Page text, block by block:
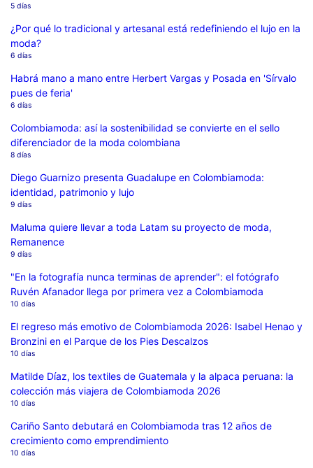
5 días
¿Por qué lo tradicional y artesanal está redefiniendo el lujo en la
moda?
6 días
Habrá mano a mano entre Herbert Vargas y Posada en 'Sírvalo
pues de feria'
6 días
Colombiamoda: así la sostenibilidad se convierte en el sello
diferenciador de la moda colombiana
8 días
Diego Guarnizo presenta Guadalupe en Colombiamoda:
identidad, patrimonio y lujo
9 días
Maluma quiere llevar a toda Latam su proyecto de moda,
Remanence
9 días
"En la fotografía nunca terminas de aprender": el fotógrafo
Ruvén Afanador llega por primera vez a Colombiamoda
10 días
El regreso más emotivo de Colombiamoda 2026: Isabel Henao y
Bronzini en el Parque de los Pies Descalzos
10 días
Matilde Díaz, los textiles de Guatemala y la alpaca peruana: la
colección más viajera de Colombiamoda 2026
10 días
Cariño Santo debutará en Colombiamoda tras 12 años de
crecimiento como emprendimiento
10 días